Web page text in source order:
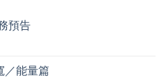
預告
／能量篇